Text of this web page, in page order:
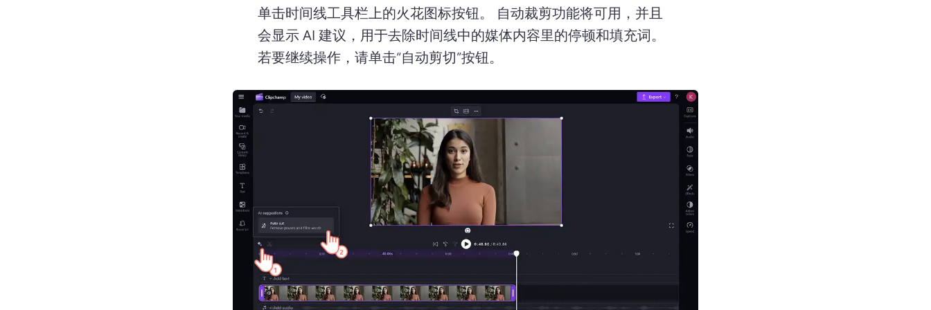
单击时间线工具栏上的火花图标按钮。 自动裁剪功能将可用，并且
若要继续操作，请单击“自动剪切”按钮。